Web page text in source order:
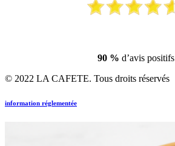
90 % d’avis positifs
© 2022 LA CAFETE. Tous droits réservés
information réglementée